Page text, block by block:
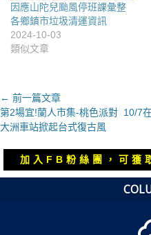
因應山陀兒颱風停班課彙整
各鄉鎮市垃圾清運資訊
2024-10-03
類似文章
文
章
導
覽
← 前一篇文章
上
一
章：
第2場宜!蘭人市集-桃色派對 10/7
大洲車站掀起台式復古風
加入FB粉絲團，可獲